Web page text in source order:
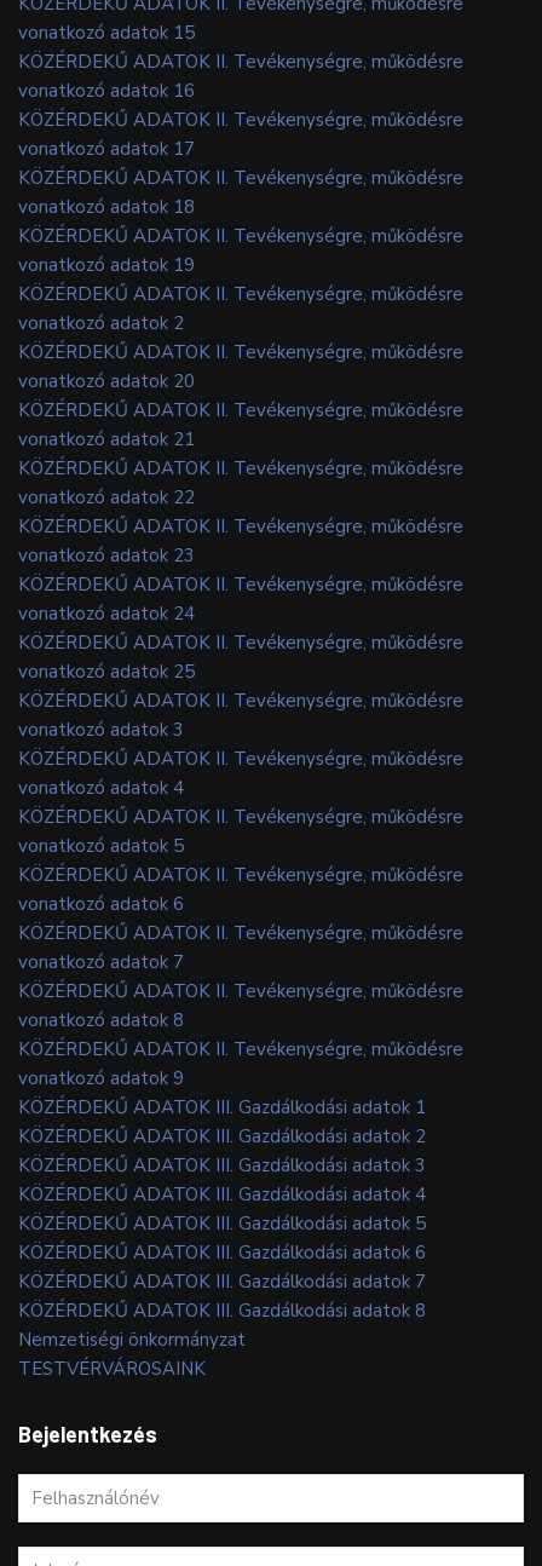
vonatkozó adatok 15
KÖZÉRDEKŰ ADATOK II. Tevékenységre, működésre
vonatkozó adatok 16
KÖZÉRDEKŰ ADATOK II. Tevékenységre, működésre
vonatkozó adatok 17
KÖZÉRDEKŰ ADATOK II. Tevékenységre, működésre
vonatkozó adatok 18
KÖZÉRDEKŰ ADATOK II. Tevékenységre, működésre
vonatkozó adatok 19
KÖZÉRDEKŰ ADATOK II. Tevékenységre, működésre
vonatkozó adatok 2
KÖZÉRDEKŰ ADATOK II. Tevékenységre, működésre
vonatkozó adatok 20
KÖZÉRDEKŰ ADATOK II. Tevékenységre, működésre
vonatkozó adatok 21
KÖZÉRDEKŰ ADATOK II. Tevékenységre, működésre
vonatkozó adatok 22
KÖZÉRDEKŰ ADATOK II. Tevékenységre, működésre
vonatkozó adatok 23
KÖZÉRDEKŰ ADATOK II. Tevékenységre, működésre
vonatkozó adatok 24
KÖZÉRDEKŰ ADATOK II. Tevékenységre, működésre
vonatkozó adatok 25
KÖZÉRDEKŰ ADATOK II. Tevékenységre, működésre
vonatkozó adatok 3
KÖZÉRDEKŰ ADATOK II. Tevékenységre, működésre
vonatkozó adatok 4
KÖZÉRDEKŰ ADATOK II. Tevékenységre, működésre
vonatkozó adatok 5
KÖZÉRDEKŰ ADATOK II. Tevékenységre, működésre
vonatkozó adatok 6
KÖZÉRDEKŰ ADATOK II. Tevékenységre, működésre
vonatkozó adatok 7
KÖZÉRDEKŰ ADATOK II. Tevékenységre, működésre
vonatkozó adatok 8
KÖZÉRDEKŰ ADATOK II. Tevékenységre, működésre
vonatkozó adatok 9
KÖZÉRDEKŰ ADATOK III. Gazdálkodási adatok 1
KÖZÉRDEKŰ ADATOK III. Gazdálkodási adatok 2
KÖZÉRDEKŰ ADATOK III. Gazdálkodási adatok 3
KÖZÉRDEKŰ ADATOK III. Gazdálkodási adatok 4
KÖZÉRDEKŰ ADATOK III. Gazdálkodási adatok 5
KÖZÉRDEKŰ ADATOK III. Gazdálkodási adatok 6
KÖZÉRDEKŰ ADATOK III. Gazdálkodási adatok 7
KÖZÉRDEKŰ ADATOK III. Gazdálkodási adatok 8
Nemzetiségi önkormányzat
TESTVÉRVÁROSAINK
Bejelentkezés